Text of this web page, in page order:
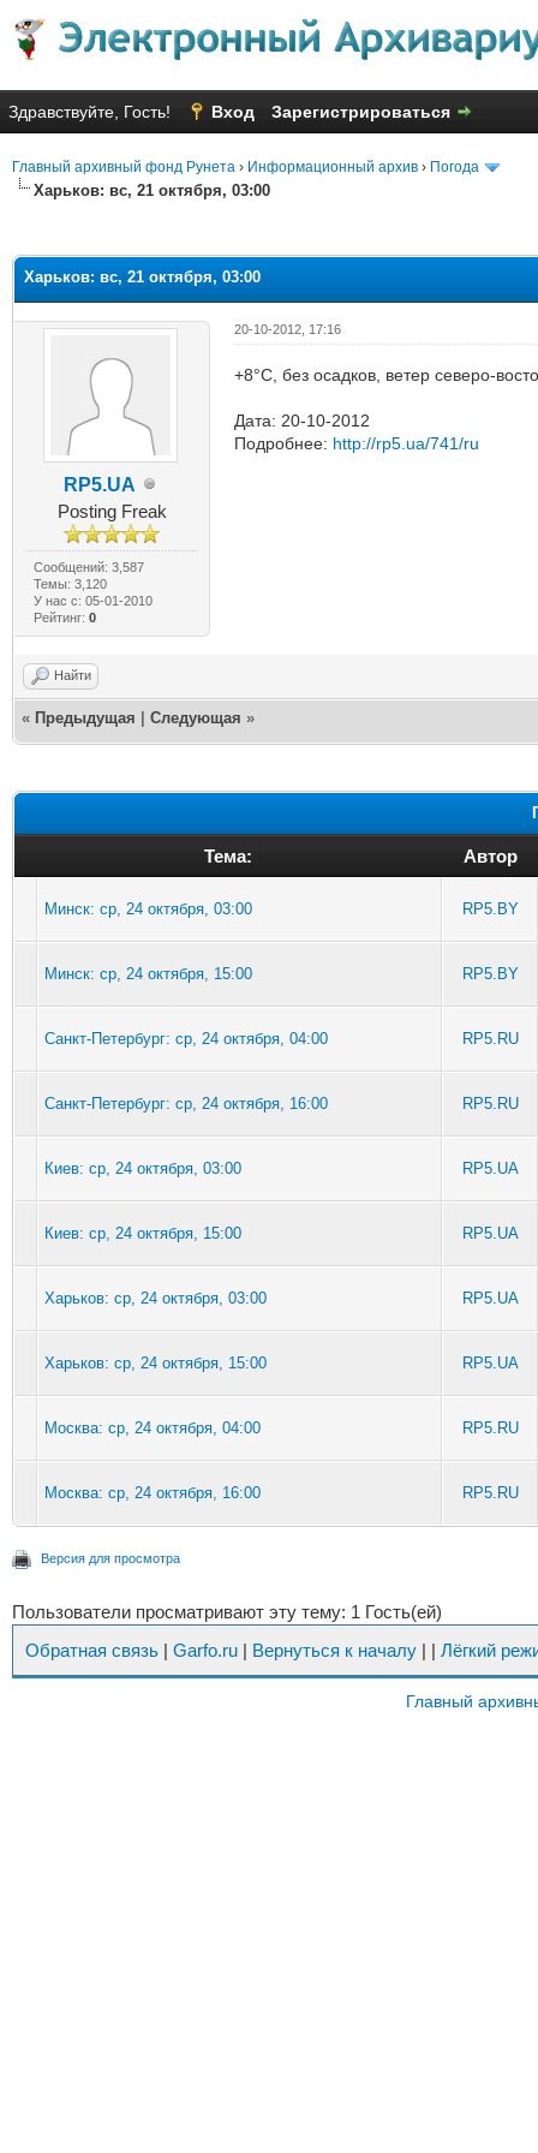
Здравствуйте, Гость! Вход Зарегистрироваться
Главный архивный фонд Рунета › Информационный архив › Погода
Харьков: вс, 21 октября, 03:00
Харьков: вс, 21 октября, 03:00
RP5.UA
Posting Freak
Сообщений: 3,587
Темы: 3,120
У нас с: 05-01-2010
Рейтинг: 0
20-10-2012, 17:16
+8°C, без осадков, ветер северо-
Дата: 20-10-2012
Подробнее: http://rp5.ua/741/ru
Найти
« Предыдущая Следующая »
Тема: Автор
Минск: ср, 24 октября, 03:00 RP5.BY
Минск: ср, 24 октября, 15:00 RP5.BY
Санкт-Петербург: ср, 24 октября, 04:00 RP5.RU
Санкт-Петербург: ср, 24 октября, 16:00 RP5.RU
Киев: ср, 24 октября, 03:00 RP5.UA
Киев: ср, 24 октября, 15:00 RP5.UA
Харьков: ср, 24 октября, 03:00 RP5.UA
Харьков: ср, 24 октября, 15:00 RP5.UA
Москва: ср, 24 октября, 04:00 RP5.RU
Москва: ср, 24 октября, 16:00 RP5.RU
Версия для просмотра
Пользователи просматривают эту тему: 1 Гость(ей)
Обратная связь | Garfo.ru | Вернуться к началу | | Лёгкий
Главный